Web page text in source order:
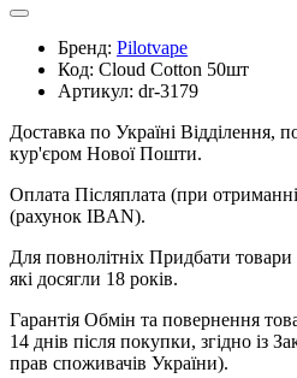
Бренд: Pilotvape
Код: Cloud Cotton 50шт
Артикул: dr-3179
Доставка по Україні Відділення,
кур'єром Нової Пошти.
Оплата Післяплата (при
(рахунок IBAN).
Для повнолітніх Придбати товари
які досягли 18 років.
Гарантія Обмін та повернення
14 днів після покупки, згідно із
прав споживачів України).